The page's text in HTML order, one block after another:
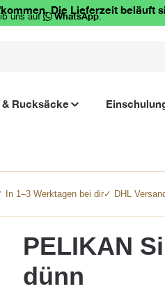
Die Lieferzeit beläuft
uns auf WhatsApp.
Rucksäcke
In 1–3 Werktagen bei dir✓ DHL
PELIKAN
dünn